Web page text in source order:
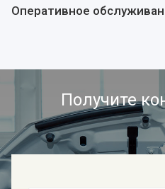
Оперативное
Получите